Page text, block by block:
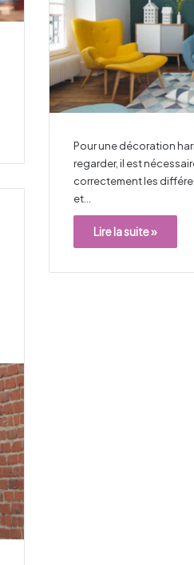
Pour une décoration
regarder, il est
correctement les
et…
Lire la suite »